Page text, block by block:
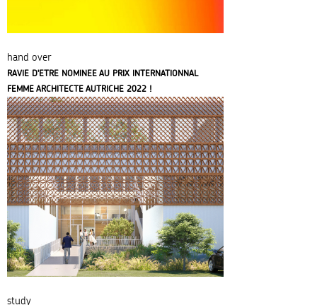
hand over
RAVIE D'ETRE NOMINEE AU PRIX INTERNATIONNAL
FEMME ARCHITECTE AUTRICHE 2022 !
study